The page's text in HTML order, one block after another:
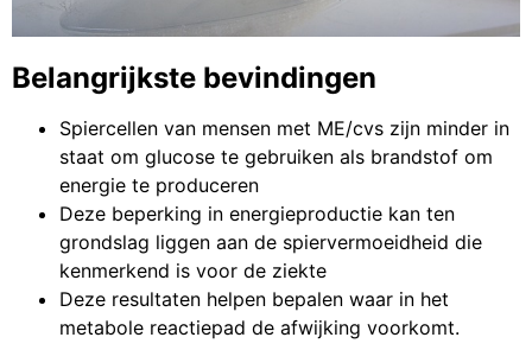
Belangrijkste bevindingen
Spiercellen van mensen met ME/cvs zijn minder in
staat om glucose te gebruiken als brandstof om
energie te produceren
Deze beperking in energieproductie kan ten
grondslag liggen aan de spiervermoeidheid die
kenmerkend is voor de ziekte
Deze resultaten helpen bepalen waar in het
metabole reactiepad de afwijking voorkomt.